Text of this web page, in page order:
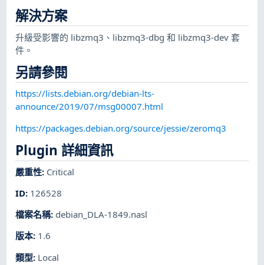
解決方案
升級受影響的 libzmq3、libzmq3-dbg 和 libzmq3-dev 套
件。
另請參閱
https://lists.debian.org/debian-lts-
announce/2019/07/msg00007.html
https://packages.debian.org/source/jessie/zeromq3
Plugin 詳細資訊
嚴重性: Critical
ID: 126528
檔案名稱: debian_DLA-1849.nasl
版本: 1.6
類型: Local